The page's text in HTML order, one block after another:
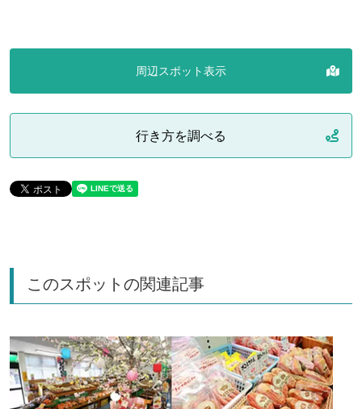
周辺スポット表示
行き方を調べる
このスポットの関連記事